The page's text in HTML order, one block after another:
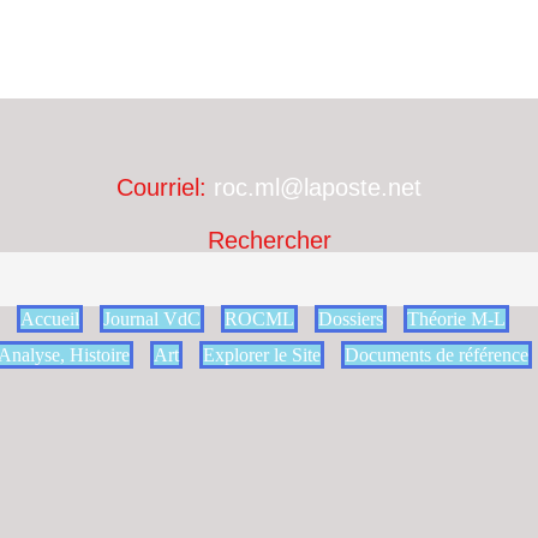
Courriel: roc.ml@laposte.net
Rechercher
Accueil Journal VdC ROCML Dossiers
Théorie M-L
Analyse, Histoire
Art Explorer le Site Documents de référence